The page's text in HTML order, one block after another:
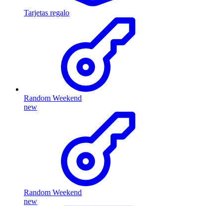
Tarjetas regalo
Random Weekend
new
Random Weekend
new